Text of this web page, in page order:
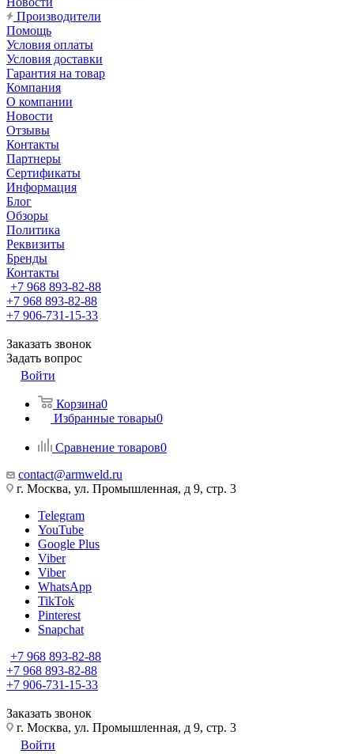
Производители
Помощь
Условия оплаты
Условия доставки
Гарантия на товар
Компания
О компании
Новости
Отзывы
Контакты
Партнеры
Сертификаты
Информация
Блог
Обзоры
Политика
Реквизиты
Бренды
Контакты
+7 968 893-82-88
+7 968 893-82-88
+7 906-731-15-33
Заказать звонок
Задать вопрос
Войти
Корзина0
Избранные товары0
Сравнение товаров0
contact@armweld.ru
г. Москва, ул. Промышленная, д 9, стр. 3
Telegram
YouTube
Google Plus
Viber
Viber
WhatsApp
TikTok
Pinterest
Snapchat
+7 968 893-82-88
+7 968 893-82-88
+7 906-731-15-33
Заказать звонок
г. Москва, ул. Промышленная, д 9, стр. 3
Войти